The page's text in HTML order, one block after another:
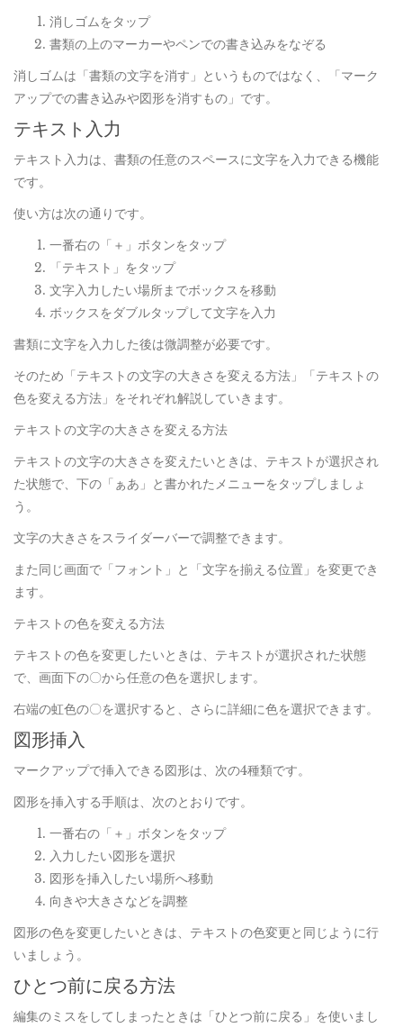
消しゴムをタップ
書類の上のマーカーやペンでの書き込みをなぞる
消しゴムは「書類の文字を消す」というものではなく、「マーク
アップでの書き込みや図形を消すもの」です。
テキスト入力
テキスト入力は、書類の任意のスペースに文字を入力できる機能
です。
使い方は次の通りです。
一番右の「＋」ボタンをタップ
「テキスト」をタップ
文字入力したい場所までボックスを移動
ボックスをダブルタップして文字を入力
書類に文字を入力した後は微調整が必要です。
そのため「テキストの文字の大きさを変える方法」「テキストの
色を変える方法」をそれぞれ解説していきます。
テキストの文字の大きさを変える方法
テキストの文字の大きさを変えたいときは、テキストが選択され
た状態で、下の「ぁあ」と書かれたメニューをタップしましょ
う。
文字の大きさをスライダーバーで調整できます。
また同じ画面で「フォント」と「文字を揃える位置」を変更でき
ます。
テキストの色を変える方法
テキストの色を変更したいときは、テキストが選択された状態
で、画面下の〇から任意の色を選択します。
右端の虹色の〇を選択すると、さらに詳細に色を選択できます。
図形挿入
マークアップで挿入できる図形は、次の4種類です。
図形を挿入する手順は、次のとおりです。
一番右の「＋」ボタンをタップ
入力したい図形を選択
図形を挿入したい場所へ移動
向きや大きさなどを調整
図形の色を変更したいときは、テキストの色変更と同じように行
いましょう。
ひとつ前に戻る方法
編集のミスをしてしまったときは「ひとつ前に戻る」を使いまし